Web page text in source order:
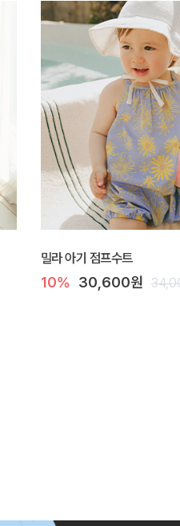
밀라 아기 점프수트
10% 30,600원